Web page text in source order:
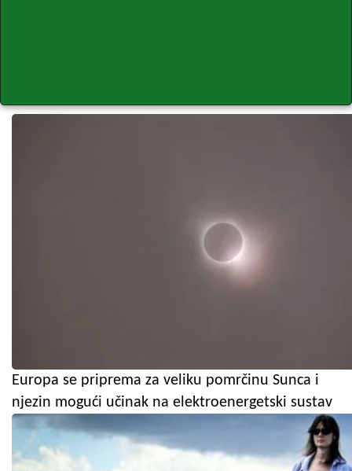
Europa se priprema za veliku pomrčinu Sunca i
njezin mogući učinak na elektroenergetski sustav